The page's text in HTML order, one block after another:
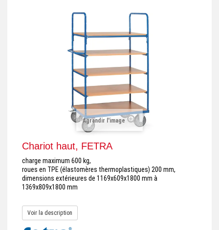
ROULEUR ET PLATEAU ROULANT
TRANSPALETTE ET PALETTAGE
GERBEUR ET CRIC INDUSTRIEL
ACCESSOIRES ET COMPLÉMENTS
Agrandir l'image
Chariot haut, FETRA
charge maximum 600 kg,
roues en TPE (élastomères thermoplastiques) 200 mm,
dimensions extérieures de 1169x609x1800 mm à
1369x809x1800 mm
Voir la description